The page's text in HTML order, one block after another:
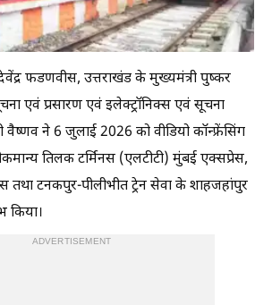
देवेंद्र फडणवीस, उत्तराखंड के मुख्यमंत्री पुष्कर
एवं प्रसारण एवं इलेक्ट्रॉनिक्स एवं सूचना
वैष्णव ने 6 जुलाई 2026 को वीडियो कॉन्फ्रेंसिंग
तिलक टर्मिनस (एलटीटी) मुंबई एक्सप्रेस,
तथा टनकपुर-पीलीभीत ट्रेन सेवा के शाहजहांपुर
किया।
ADVERTISEMENT